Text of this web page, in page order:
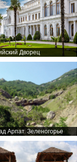
Дворец
Арпат. Зеленогорье